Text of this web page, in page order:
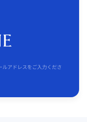
ルアドレスをご入力くださ